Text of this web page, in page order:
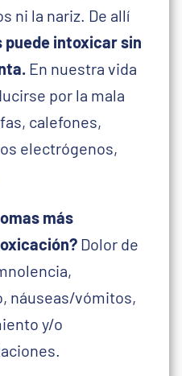
ni la nariz. De allí
puede intoxicar sin
En nuestra vida
por la mala
calefones,
electrógenos,
más
Dolor de
náuseas/vómitos,
y/o